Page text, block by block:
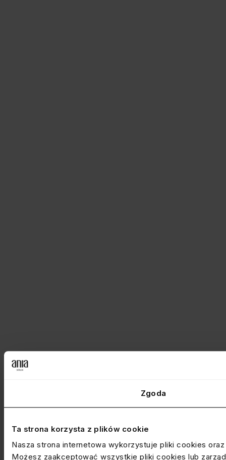
Zgoda
Ta strona korzysta z plików cookie
Nasza strona internetowa wykorzystuje pliki cookies
Możesz zaakceptować wszystkie pliki cookies lub